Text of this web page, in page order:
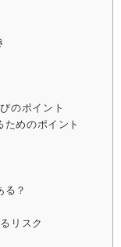
のポイント
めのポイント
る？
リスク